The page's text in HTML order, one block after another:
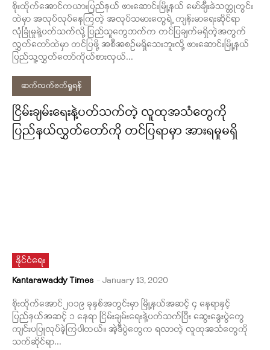
စိုးထိုက်အောင်ကယားပြည်နယ် ဖားဆောင်းမြို့နယ် မော်ချီးခဲသတ္တုတွင်း
ထဲမှာ အလုပ်လုပ်နေကြတဲ့ အလုပ်သမားတွေရဲ့ ကျန်းမာရေးဆိုင်ရာ
လုံခြုံမှုနဲ့ပတ်သက်လို့ ပြည်သူတွေဘက်က တင်ပြချက်မရှိတဲ့အတွက်
လွှတ်တော်ထဲမှာ တင်ပြဖို့ အစီအစဉ်မရှိသေးဘူးလို့ ဖားဆောင်းမြို့နယ်
ပြည်သူ့လွှတ်တော်ကိုယ်စားလှယ်...
ဆက်လက်ဖတ်ရှုရန်
ငြိမ်းချမ်းရေးနဲ့ပတ်သက်တဲ့ လူထုအသံတွေကို
ပြည်နယ်လွှတ်တော်ကို တင်ပြရာမှာ အားရမှုမရှိ
နိုင်ငံရေး
Kantarawaddy Times - January 13, 2020
စိုးထိုက်အောင်၂၀၁၉ ခုနှစ်အတွင်းမှာ မြို့နယ်အဆင့် ၄ နေရာနှင့်
ပြည်နယ်အဆင့် ၁ နေရာ ငြိမ်းချမ်းရေးနဲ့ပတ်သက်ပြီး ဆွေးနွေးပွဲတွေ
ကျင်းပပြုလုပ်ခဲ့ကြပါတယ်။ အဲ့ဒီပွဲတွေက ရလာတဲ့ လူထုအသံတွေကို
သက်ဆိုင်ရာ...